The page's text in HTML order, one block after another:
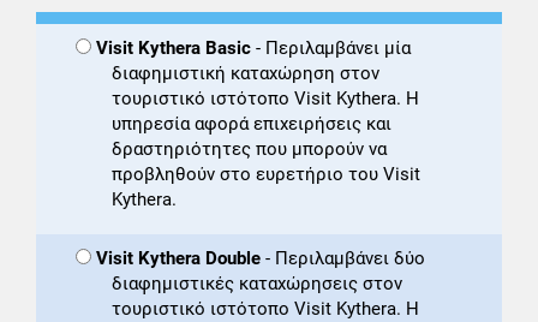
Visit Kythera Basic - Περιλαμβάνει μία
διαφημιστική καταχώρηση στον
τουριστικό ιστότοπο Visit Kythera. Η
υπηρεσία αφορά επιχειρήσεις και
δραστηριότητες που μπορούν να
προβληθούν στο ευρετήριο του Visit
Kythera.
Visit Kythera Double - Περιλαμβάνει δύο
διαφημιστικές καταχώρησεις στον
τουριστικό ιστότοπο Visit Kythera. Η